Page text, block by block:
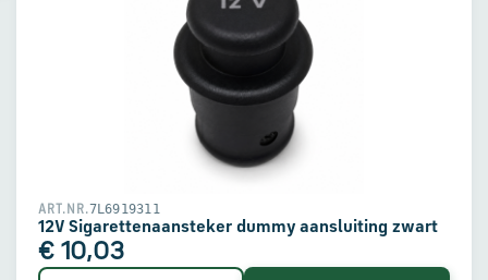
Klantenservice
ART.NR.7L6919311
12V Sigarettenaansteker dummy aansluiting zwart
€ 10,03